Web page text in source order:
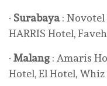
· Surabaya :
HARRIS Hotel,
· Malang : Amaris
Hotel, El Hotel,